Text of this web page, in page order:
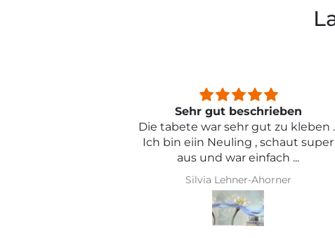
Sehr schön und von toller Qualität
Iris Griese